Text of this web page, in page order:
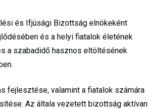
és Ifjúsági Bizottság elnökeként
és a helyi fiatalok életének
a szabadidő hasznos eltöltésének
fejlesztése, valamint a fiatalok számára
Az általa vezetett bizottság aktívan